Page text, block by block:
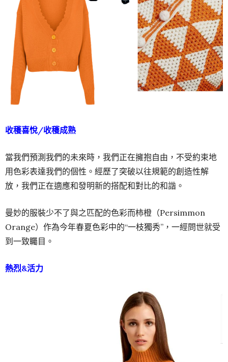
收穫喜悅/收穫成熟
當我們預測我們的未來時，我們正在擁抱自由，不受約束地
用色彩表達我們的個性。經歷了突破以往規範的創造性解
放，我們正在適應和發明新的搭配和對比的和諧。
曼妙的服裝少不了與之匹配的色彩而柿橙（Persimmon
Orange）作為今年春夏色彩中的“一枝獨秀”，一經問世就受
到一致矚目。
熱烈&活力